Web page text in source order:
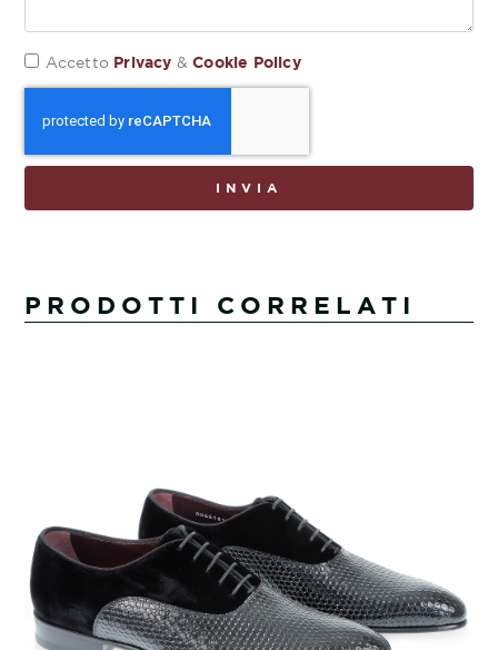
Accetto Privacy &Cookie Policy
INVIA
PRODOTTI CORRELATI